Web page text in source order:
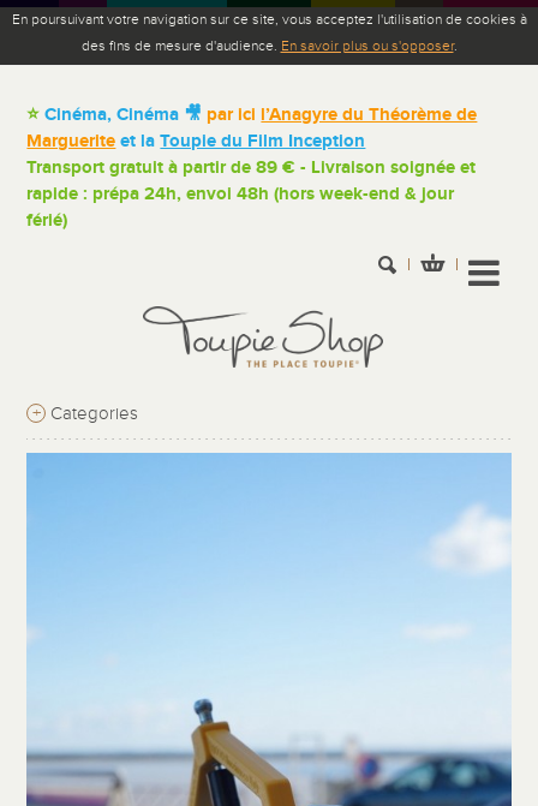
En poursuivant votre navigation sur ce site, vous acceptez l'utilisation de cookies à
des fins de mesure d'audience. En savoir plus ou s'opposer.
⭐Cinéma, Cinéma 🎥 par ici l’Anagyre du Théorème de
Marguerite et laToupie du Film Inception
Transport gratuit à partir de 89 € - Livraison soignée et
rapide : prépa 24h, envoi 48h (hors week-end & jour
férié)
+ Categories